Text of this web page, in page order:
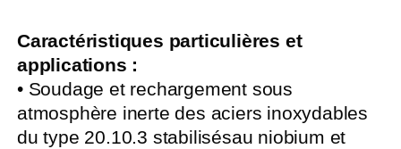
Caractéristiques particulières et
applications :
• Soudage et rechargement sous
atmosphère inerte des aciers inoxydables
du type 20.10.3 stabilisésau niobium et